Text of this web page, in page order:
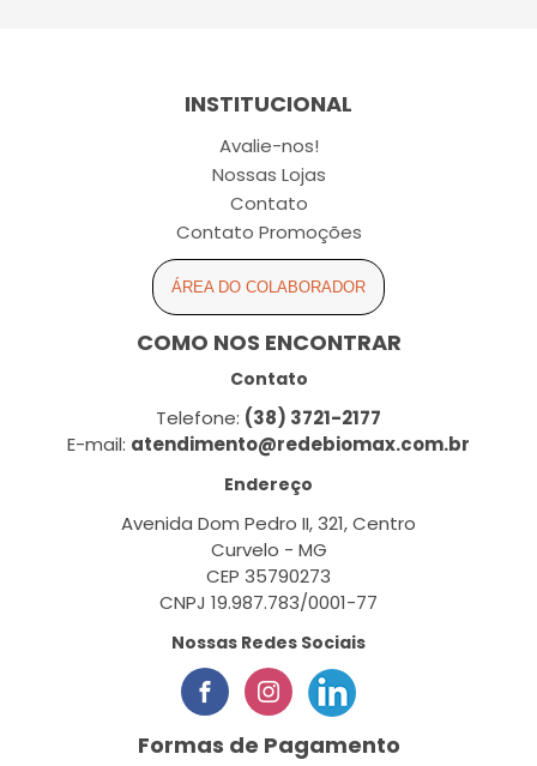
INSTITUCIONAL
Avalie-nos!
Nossas Lojas
Contato
Contato Promoções
ÁREA DO COLABORADOR
COMO NOS ENCONTRAR
Contato
Telefone: (38) 3721-2177
E-mail: atendimento@redebiomax.com.br
Endereço
Avenida Dom Pedro II, 321, Centro
Curvelo - MG
CEP 35790273
CNPJ 19.987.783/0001-77
Nossas Redes Sociais
Formas de Pagamento